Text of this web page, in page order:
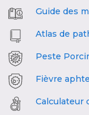
Guide des
Atlas de
Peste
Fièvre
Calculateur